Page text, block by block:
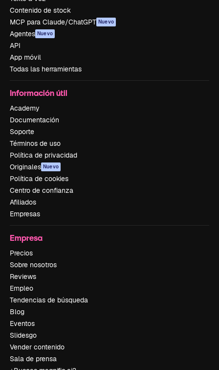
Contenido de stock
MCP para Claude/ChatGPT Nuevo
Agentes Nuevo
API
App móvil
Todas las herramientas
Información útil
Academy
Documentación
Soporte
Términos de uso
Política de privacidad
Originales Nuevo
Política de cookies
Centro de confianza
Afiliados
Empresas
Empresa
Precios
Sobre nosotros
Reviews
Empleo
Tendencias de búsqueda
Blog
Eventos
Slidesgo
Vender contenido
Sala de prensa